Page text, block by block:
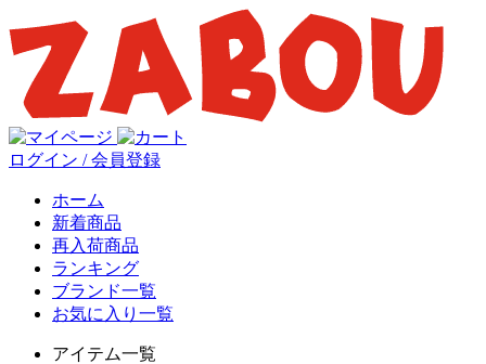
ログイン / 会員登録
ホーム
新着商品
再入荷商品
ランキング
ブランド一覧
お気に入り一覧
アイテム一覧